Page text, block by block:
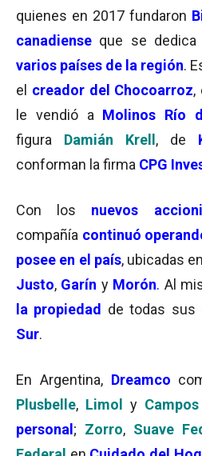
quienes en 2017 fundaron
canadiense que se dedica
varios países de la región.
el creador del Chocoarroz,
le vendió a Molinos Río
figura
Damián Krell , de
conforman la firma CPG
Con los nuevos
compañía continuó
posee en el país, ubicadas
Justo, Garín y Morón. Al
la propiedad
de todas sus
Sur.
En Argentina,Dreamco
Plusbelle, Limol y
personal ; Zorro, Suave